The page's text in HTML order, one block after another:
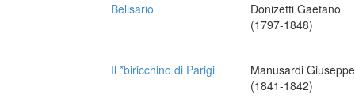
Belisario
Donizetti Gaetano
(1797-1848)
Il *biricchino di Parigi
Manusardi Giuseppe
(1841-1842)